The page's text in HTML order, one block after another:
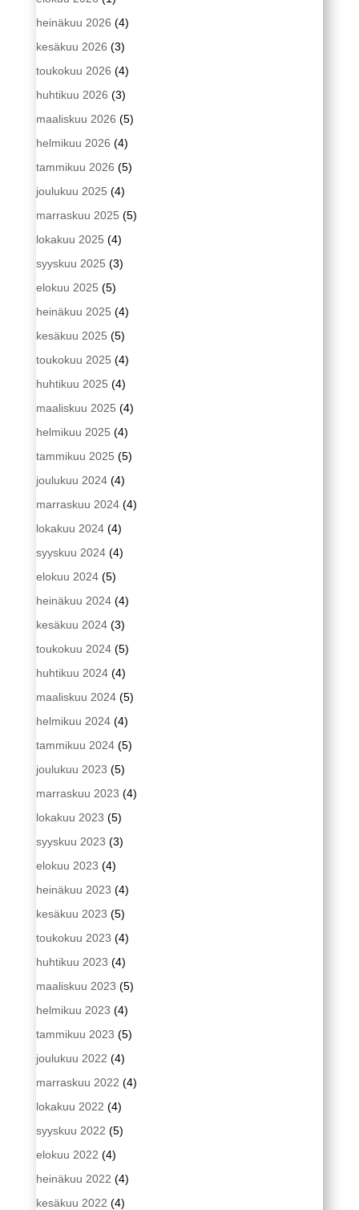
heinäkuu 2026 (4)
kesäkuu 2026 (3)
toukokuu 2026 (4)
huhtikuu 2026 (3)
maaliskuu 2026 (5)
helmikuu 2026 (4)
tammikuu 2026 (5)
joulukuu 2025 (4)
marraskuu 2025 (5)
lokakuu 2025 (4)
syyskuu 2025 (3)
elokuu 2025 (5)
heinäkuu 2025 (4)
kesäkuu 2025 (5)
toukokuu 2025 (4)
huhtikuu 2025 (4)
maaliskuu 2025 (4)
helmikuu 2025 (4)
tammikuu 2025 (5)
joulukuu 2024(4)
marraskuu 2024(4)
lokakuu 2024(4)
syyskuu 2024(4)
elokuu 2024(5)
heinäkuu 2024(4)
kesäkuu 2024(3)
toukokuu 2024(5)
huhtikuu 2024(4)
maaliskuu 2024(5)
helmikuu 2024(4)
tammikuu 2024(5)
joulukuu 2023 (5)
marraskuu 2023 (4)
lokakuu 2023 (5)
syyskuu 2023 (3)
elokuu 2023 (4)
heinäkuu 2023 (4)
kesäkuu 2023 (5)
toukokuu 2023 (4)
huhtikuu 2023 (4)
maaliskuu 2023 (5)
helmikuu 2023 (4)
tammikuu 2023 (5)
joulukuu 2022 (4)
marraskuu 2022 (4)
lokakuu 2022 (4)
syyskuu 2022 (5)
elokuu 2022 (4)
heinäkuu 2022 (4)
kesäkuu 2022 (4)